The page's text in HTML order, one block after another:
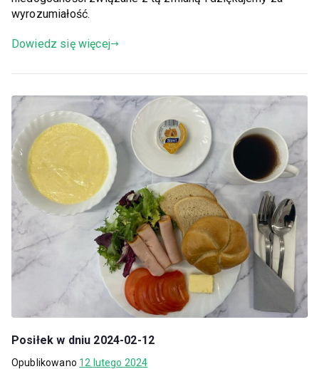
wyrozumiałość.
Dowiedz się więcej
Posiłek w dniu 2024-02-12
Opublikowano 12 lutego 2024